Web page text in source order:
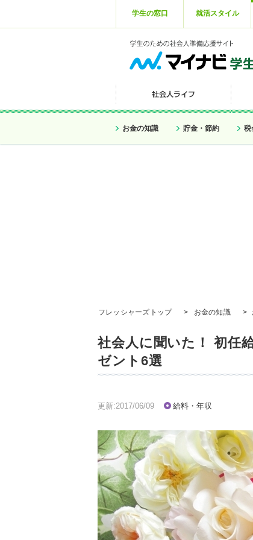
学生の窓口 就活スタイル
お金の知識 貯金・節約 税
フレッシャーズトップ > お金の知識 >
社会人に聞いた！ 初任
ゼント6選
更新:2017/06/09 給料・年収